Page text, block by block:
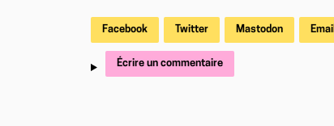
Facebook Twitter Mastodon Email
Écrire un commentaire